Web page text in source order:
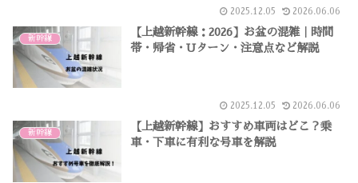
2025.12.05 2026.06.06
新幹線
【上越新幹線：2026】お盆の混雑｜時間
帯・帰省・Uターン・注意点など解説
2025.12.05 2026.06.06
新幹線
【上越新幹線】おすすめ車両はどこ？乗
車・下車に有利な号車を解説